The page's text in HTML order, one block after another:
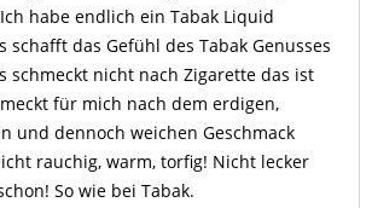
habe endlich ein Tabak Liquid
schafft das Gefühl des Tabak Genusses
schmeckt nicht nach Zigarette das ist
für mich nach dem erdigen,
und dennoch weichen Geschmack
rauchig, warm, torfig! Nicht lecker
So wie bei Tabak.